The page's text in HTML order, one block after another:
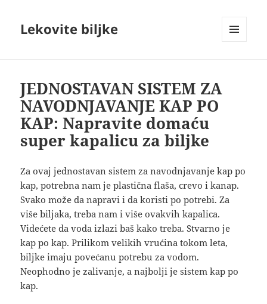
Lekovite biljke
JEDNOSTAVAN SISTEM ZA
NAVODNJAVANJE KAP PO
KAP: Napravite domaću
super kapalicu za biljke
Za ovaj jednostavan sistem za navodnjavanje kap po
kap, potrebna nam je plastična flaša, crevo i kanap.
Svako može da napravi i da koristi po potrebi. Za
više biljaka, treba nam i više ovakvih kapalica.
Videćete da voda izlazi baš kako treba. Stvarno je
kap po kap. Prilikom velikih vrućina tokom leta,
biljke imaju povećanu potrebu za vodom.
Neophodno je zalivanje, a najbolji je sistem kap po
kap.